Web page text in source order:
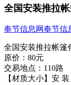
全国安装推拉
奉节信息网奉节信
全国安装推拉帐篷
原价： 80元
交易地点： 110路
【材质大小】安